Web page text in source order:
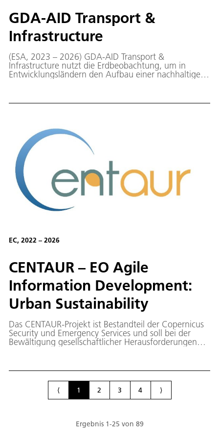
GDA-AID Transport &
Infrastructure
(ESA, 2023 – 2026) GDA-AID Transport &
Infrastructure nutzt die Erdbeobachtung, um in
Entwicklungsländern den Aufbau einer nachhaltigen
EC, 2022 – 2026
CENTAUR – EO Agile
Information Development:
Urban Sustainability
Das CENTAUR-Projekt ist Bestandteil der Copernicus
Security und Emergency Services und soll bei der
Bewältigung gesellschaftlicher Herausforderungen
⟨ 1 2 3 4 ⟩
Ergebnis 1-25 von 89